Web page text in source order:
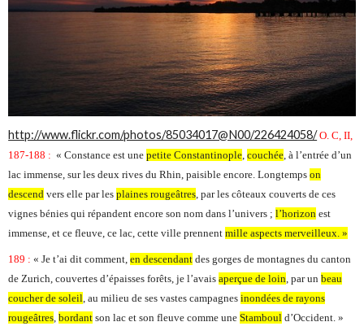
http://www.flickr.com/photos/85034017@N00/226424058/ O. C, II,
187-188 : « Constance est unepetite Constantinople ,couchée , à l’entrée d’un
lac immense, sur les deux rives du Rhin, paisible encore. Longtempson
descend vers elle par lesplaines rougeâtres , par les côteaux couverts de ces
vignes bénies qui répandent encore son nom dans l’univers ;l’horizon est
immense, et ce fleuve, ce lac, cette ville prennentmille aspects merveilleux. »
189 : « Je t’ai dit comment,en descendant des gorges de montagnes du canton
de Zurich, couvertes d’épaisses forêts, je l’avaisaperçue de loin , par unbeau
coucher de soleil , au milieu de ses vastes campagnesinondées de rayons
rougeâtres ,bordant son lac et son fleuve comme uneStamboul d’Occident. »